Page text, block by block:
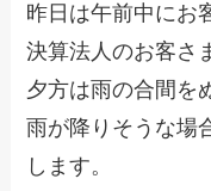
昨日は午前中にお
決算法人のお客さ
夕方は雨の合間を
雨が降りそうな場
します。